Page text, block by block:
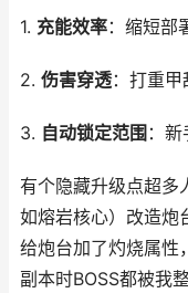
1. 充能效率：缩短部
2. 伤害穿透：打重甲
3. 自动锁定范围 ：
有个隐藏升级点超
如熔岩核心）改造炮
给炮台加了灼烧属性
副本时BOSS都被我